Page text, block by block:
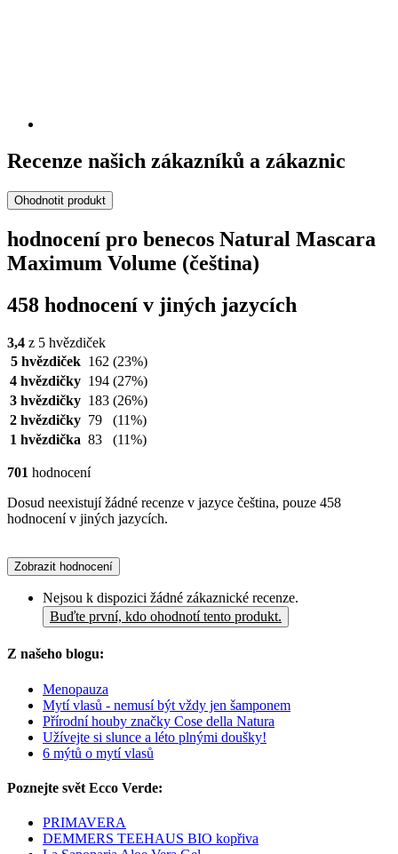
Recenze našich zákazníků a zákaznic
Ohodnotit produkt
hodnocení pro benecos Natural Mascara
Maximum Volume (čeština)
458 hodnocení v jiných jazycích
3,4 z 5 hvězdiček
5 hvězdiček 162 (23%)
4 hvězdičky 194 (27%)
3 hvězdičky 183 (26%)
2 hvězdičky 79
(11%)
1 hvězdička 83 (11%)
701 hodnocení
Dosud neexistují žádné recenze v jazyce čeština, pouze 458
hodnocení v jiných jazycích.
Zobrazit hodnocení
Nejsou k dispozici žádné zákaznické recenze.
Buďte první, kdo ohodnotí tento produkt.
Z našeho blogu:
Menopauza
Mytí vlasů - nemusí být vždy jen šamponem
Přírodní houby značky Cose della Natura
Užívejte si slunce a léto plnými doušky!
6 mýtů o mytí vlasů
Poznejte svět Ecco Verde:
PRIMAVERA
DEMMERS TEEHAUS BIO kopřiva